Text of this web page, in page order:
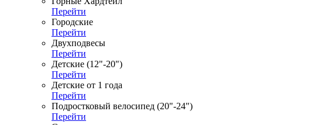
Перейти
Городские
Перейти
Двухподвесы
Перейти
Детские (12"-20")
Перейти
Детские от 1 года
Перейти
Подростковый велосипед (20"-24")
Перейти